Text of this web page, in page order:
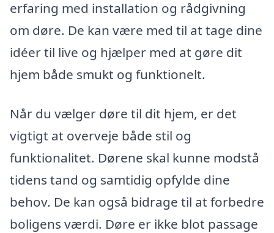
erfaring med installation og rådgivning
om døre. De kan være med til at tage dine
idéer til live og hjælper med at gøre dit
hjem både smukt og funktionelt.
Når du vælger døre til dit hjem, er det
vigtigt at overveje både stil og
funktionalitet. Dørene skal kunne modstå
tidens tand og samtidig opfylde dine
behov. De kan også bidrage til at forbedre
boligens værdi. Døre er ikke blot passage